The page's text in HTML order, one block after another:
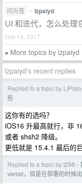
问与答 • lzpaiyd
UI 和迭代，怎么处理
Feb 14, 2017
» More topics by lzpaiyd
lzpaiyd's recent replies
Replied to a topic by
些
这你有的选吗？
iOS16 升最高就行，非
或者 shsh2 降级。
更低就是 15.4.1 最后的
Replied to a topic by t298 ›
vercel，但是在部署的时候